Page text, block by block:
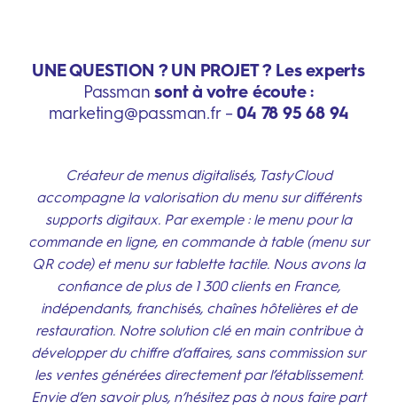
UNE QUESTION ? UN PROJET ? Les experts
Passman sont à votre écoute :
marketing@passman.fr –04 78 95 68 94
Créateur de menus digitalisés, TastyCloud
accompagne la valorisation du menu sur différents
supports digitaux. Par exemple : le menu pour la
commande en ligne, en commande à table (menu sur
QR code) et menu sur tablette tactile. Nous avons la
confiance de plus de 1 300 clients en France,
indépendants, franchisés, chaînes hôtelières et de
restauration. Notre solution clé en main contribue à
développer du chiffre d’affaires, sans commission sur
les ventes générées directement par l’établissement.
Envie d’en savoir plus, n’hésitez pas à nous faire part